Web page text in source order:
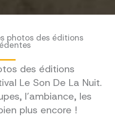
photos des éditions
des éditions
Le Son De La Nuit.
l’ambiance, les
plus encore !